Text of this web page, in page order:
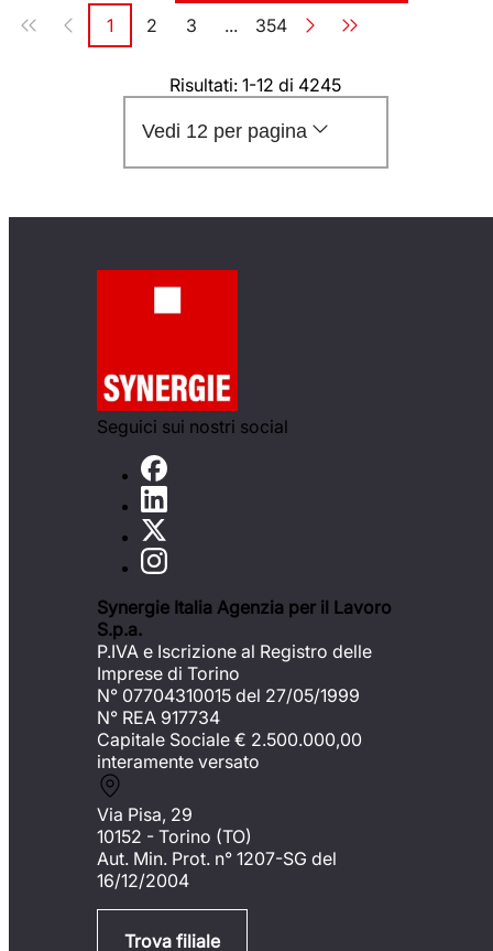
Paginazione
Pagina
1 Pagina
2 Pagina
3 ... Pagina
354
Risultati: 1-12 di 4245
Vedi 12 per pagina
Seguici sui nostri social
Synergie Italia Agenzia per il Lavoro
S.p.a.
P.IVA e Iscrizione al Registro delle
Imprese di Torino
N° 07704310015 del 27/05/1999
N° REA 917734
Capitale Sociale € 2.500.000,00
interamente versato
Via Pisa, 29
10152 - Torino (TO)
Aut. Min. Prot. n° 1207-SG del
16/12/2004
Trova filiale